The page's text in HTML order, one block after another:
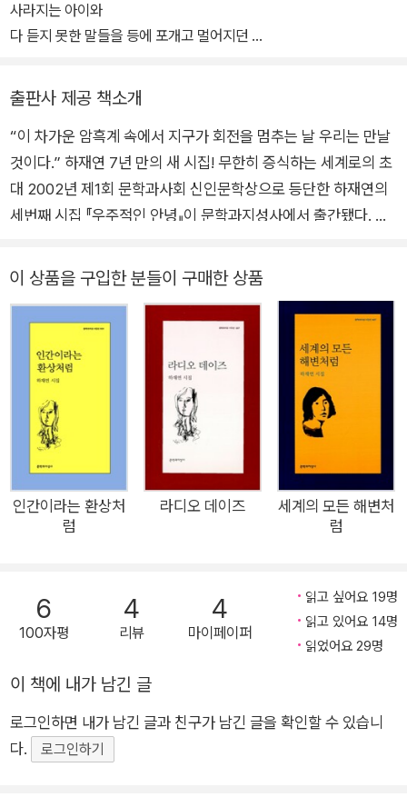
사라지는 아이와
다 듣지 못한 말들을 등에 포개고 멀어지던
이 시들을 둔다.
따라가는 발자국처럼.
2019년 4월
출판사 제공 책소개
“이 차가운 암흑계 속에서 지구가 회전을 멈추는 날 우리는 만날
것이다.” 하재연 7년 만의 새 시집! 무한히 증식하는 세계로의 초
대 2002년 제1회 문학과사회 신인문학상으로 등단한 하재연의
세번째 시집 『우주적인 안녕』이 문학과지성사에서 출간됐다. 두
의 신작이자, “출판까지 할 때는 어떤 당위가 필요하다”라는 말
벼려낸 결과물이다. 처음 만났을 때도 마지막에 헤어질 때도 쓸
수 있는 단어 “안녕”. 시인이 건네는 것은 시작의 인사일까, 끝맺
음의 인사일까. 끝과 시작을 일렬로 배열해내는 시라면 이 물음에
적절한 답을 구하기는 쉬워 보인다. 하지만 하재연의 시는 우리가
익숙하게 알고 있는 선형적 시공간 개념을 뚝뚝 끊어내고, 그 사
이에 벌어진 틈 속으로 세상의 모든 것들을 흡수하고 뒤섞는다.
이 세계에서 “안녕”을 우리가 본래 알던 의미로 해석하는 것은
불가능해 보인다. 하재연이 건네는 “안녕”은 전혀 다른 의미들을
만들어내며 새로운 가능성을 내포한 단어로 작용한다. 끝을 알 수
를 만들어내는 세계 뒤섞여버린 시공간에서 작동하기 여기, 다소
이상한 일들이 벌어지는 세계가 있다. 열 마리의 모래무지를 바다
아 열 개의 축포를 터뜨렸지만 일곱 발만 터졌으며(「양양」), 펼쳐
져서는 안 되는 순간에 펼쳐지는 인공위성의 날개가 있다(「스피
릿과 오퍼튜니티」). 왜 이렇게 끝나는 걸까 싶은 서사의 끝 같지
않은 끝 앞에서 하재연의 시 세계가 시작된다. 남아 있는 시간의
이 상품을 구입한 분들이 구매한 상품
인간이라는 환상처
럼
라디오 데이즈
세계의 모든 해변처
럼
6
100자평
4
리뷰
4
마이페이퍼
읽고 싶어요 19명
읽고 있어요 14명
읽었어요 29명
이 책에 내가 남긴 글
로그인하면 내가 남긴 글과 친구가 남긴 글을 확인할 수 있습니
다.
로그인하기